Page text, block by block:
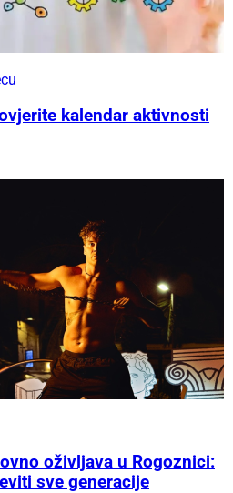
kalendar aktivnosti
oživljava u Rogoznici:
sve generacije